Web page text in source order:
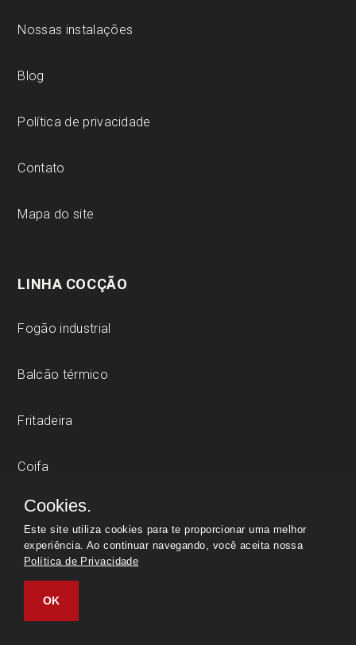
Nossas instalações
Blog
Política de privacidade
Contato
Mapa do site
LINHA COCÇÃO
Fogão industrial
Balcão térmico
Fritadeira
Coifa
LINHA REFRIGERAÇÃO
Câmara fria
Cookies.
Este site utiliza cookies para te proporcionar uma melhor
experiência. Ao continuar navegando, você aceita nossa
Política de Privacidade
OK